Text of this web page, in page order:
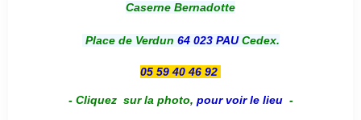
Caserne Bernadotte
Place de Verdun 64 023 PAUCedex.
05 59 40 46 92
- Cliquez sur la photo, pour voir le lieu -